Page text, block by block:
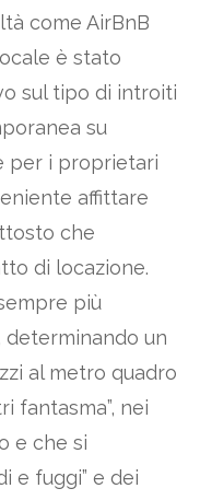
come AirBnB
è stato
sul tipo di introiti
su
per i proprietari
affittare
che
di locazione.
più
un
al metro quadro
fantasma”, nei
e che si
e fuggi” e dei